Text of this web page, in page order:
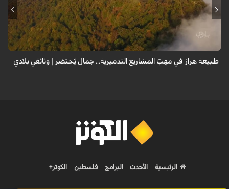
من قلب طبيعة هراز التي كانت يوماً من أجمل الموائل الطبيعية في إيران، يحذر
المعد من كارثة بيئية: "وحش الأعمال والمشاريع التدميرية تنهش بجسم
طبيعة هراز في مهبّ المشاريع التدميرية... جمال يُحتضر | وثائقي بلادي
الرئيسية الأحدث البرامج فلسطين الكوثر+